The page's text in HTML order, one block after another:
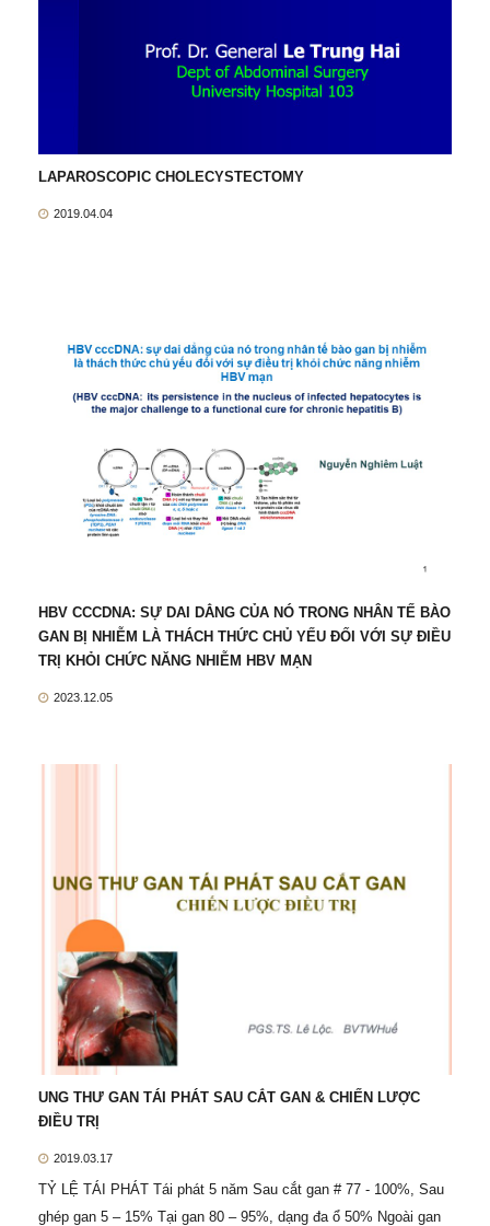
LAPAROSCOPIC CHOLECYSTECTOMY
2019.04.04
HBV CCCDNA: SỰ DAI DẲNG CỦA NÓ TRONG NHÂN TẾ BÀO
GAN BỊ NHIỄM LÀ THÁCH THỨC CHỦ YẾU ĐỐI VỚI SỰ ĐIỀU
TRỊ KHỎI CHỨC NĂNG NHIỄM HBV MẠN
2023.12.05
UNG THƯ GAN TÁI PHÁT SAU CẮT GAN & CHIẾN LƯỢC
ĐIỀU TRỊ
2019.03.17
TỶ LỆ TÁI PHÁT Tái phát 5 năm Sau cắt gan # 77 - 100%, Sau
ghép gan 5 – 15% Tại gan 80 – 95%, dạng đa ổ 50% Ngoài gan